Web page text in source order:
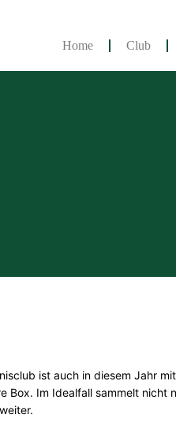
Home Club
ist auch in diesem Jahr
Box. Im Idealfall sammelt nicht